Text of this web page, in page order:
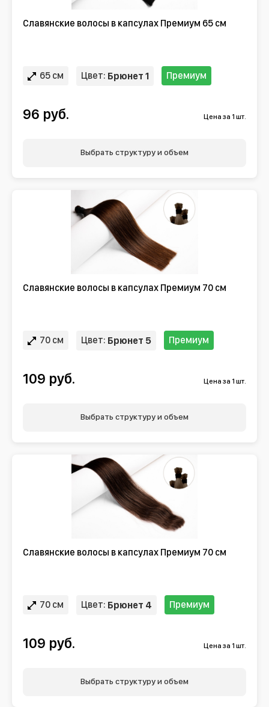
Славянские волосы в капсулах Премиум 65 см
65 см Цвет: Брюнет 1 Премиум
96 руб. Цена за 1 шт.
Выбрать структуру и объем
Славянские волосы в капсулах Премиум 70 см
70 см Цвет: Брюнет 5 Премиум
109 руб. Цена за 1 шт.
Выбрать структуру и объем
Славянские волосы в капсулах Премиум 70 см
70 см Цвет: Брюнет 4 Премиум
109 руб. Цена за 1 шт.
Выбрать структуру и объем